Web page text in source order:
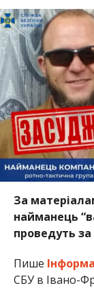
За
найманець
проведуть за
Пише
СБУ в Івано-